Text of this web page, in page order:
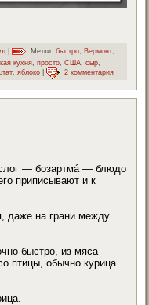
Метки: быстро, Вермонт,
кухня,просто,США,сыр,
,яблоко | 2 комментария
— бозартмá — блюдо
приписывают и к
даже на грани между
быстро, из мяса
птицы, обычно курица